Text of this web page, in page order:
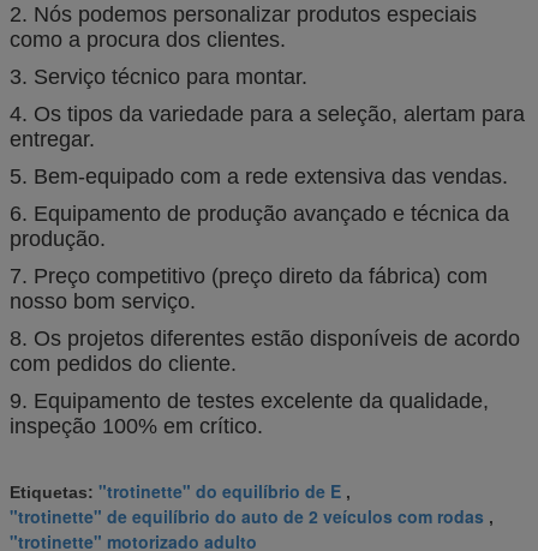
2. Nós podemos personalizar produtos especiais
como a procura dos clientes.
3. Serviço técnico para montar.
4. Os tipos da variedade para a seleção, alertam para
entregar.
5. Bem-equipado com a rede extensiva das vendas.
6. Equipamento de produção avançado e técnica da
produção.
7. Preço competitivo (preço direto da fábrica) com
nosso bom serviço.
8. Os projetos diferentes estão disponíveis de acordo
com pedidos do cliente.
9. Equipamento de testes excelente da qualidade,
inspeção 100% em crítico.
Etiquetas: "trotinette" do equilíbrio de E ,
"trotinette" de equilíbrio do auto de 2 veículos com rodas ,
"trotinette" motorizado adulto